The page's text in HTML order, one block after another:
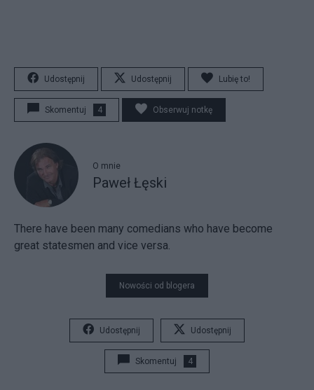
Udostępnij Udostępnij Lubię to!
Skomentuj 4 Obserwuj notkę
O mnie
Paweł Łęski
There have been many comedians who have become
great statesmen and vice versa.
Nowości od blogera
Udostępnij Udostępnij
Skomentuj 4